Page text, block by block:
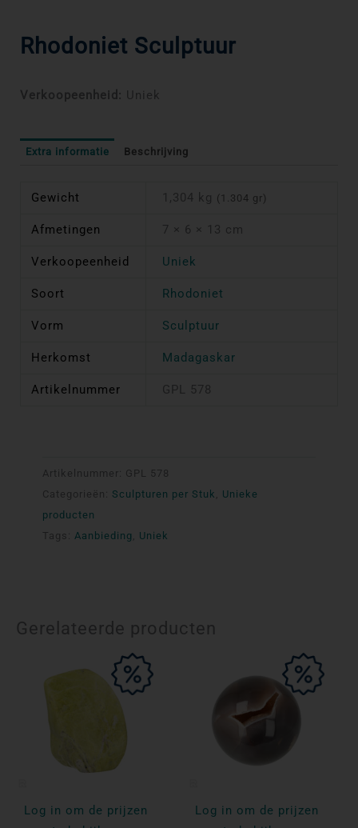
Rhodoniet Sculptuur
Verkoopeenheid: Uniek
Extra informatie Beschrijving
Gewicht 1,304 kg (1.304 gr)
Afmetingen 7 × 6 × 13 cm
Verkoopeenheid Uniek
Soort Rhodoniet
Vorm Sculptuur
Herkomst Madagaskar
Artikelnummer GPL 578
Artikelnummer: GPL 578
Categorieën:
Sculpturen per Stuk
Unieke
producten
Tags:
Aanbieding Uniek
Gerelateerde producten
Log in om de prijzen
Log in om de prijzen